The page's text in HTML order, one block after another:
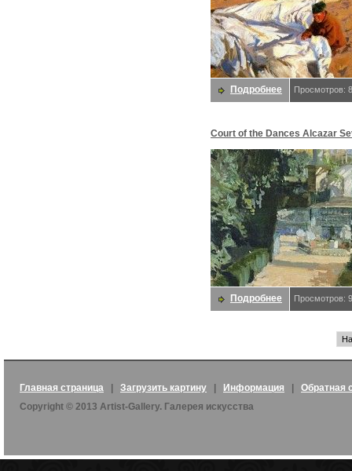
Подробнее Просмотров:
Court of the Dances Alcazar
GTY. Sorolla Y Bastida Хоакин
Подробнее Просмотров:
Главная страница Загрузить картину Информация
Обратная
Copyright © 2013 Artist-Gallery. Галерея искусства